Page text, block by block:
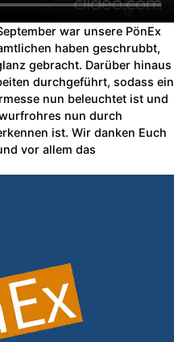
war unsere PönEx
haben geschrubbt,
gebracht. Darüber hinaus
durchgeführt, sodass ein
nun beleuchtet ist und
nun durch
ist. Wir danken Euch
vor allem das